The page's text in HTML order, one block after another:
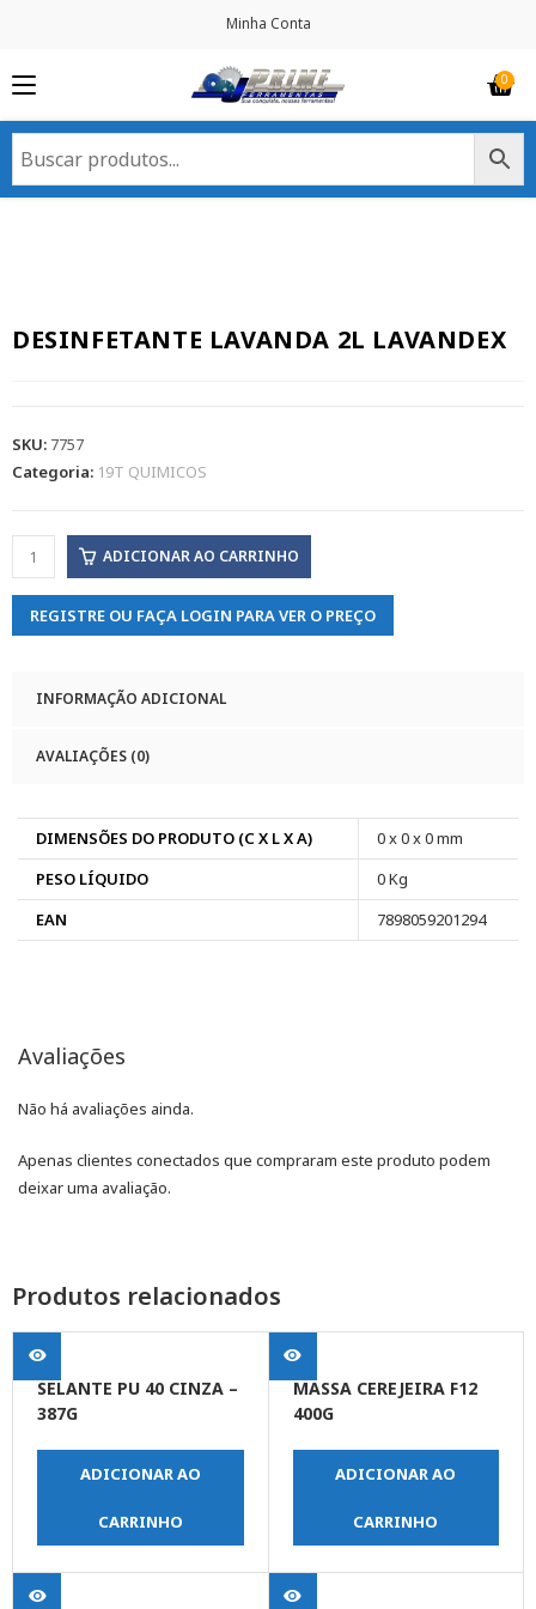
Minha Conta
DESINFETANTE LAVANDA 2L LAVANDEX
SKU: 7757
Categoria: 19T QUIMICOS
ADICIONAR AO CARRINHO
REGISTRE OU FAÇA LOGIN PARA VER O PREÇO
INFORMAÇÃO ADICIONAL
AVALIAÇÕES (0)
DIMENSÕES DO PRODUTO (C X L X A)
0 x 0 x 0 mm
PESO LÍQUIDO
0 Kg
EAN
7898059201294
Avaliações
Não há avaliações ainda.
Apenas clientes conectados que compraram este produto podem
deixar uma avaliação.
Produtos relacionados
SELANTE PU 40 CINZA –
387G
ADICIONAR AO
CARRINHO
MASSA CEREJEIRA F12
400G
ADICIONAR AO
CARRINHO